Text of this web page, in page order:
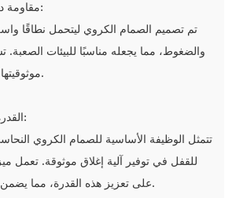
مقاومة درجة الحرارة والضغط:
تم تصميم الصمام الكروي ليتحمل نطاقًا
والضغوط، مما يجعله مناسبًا للبيئات
موثوقيتها في التطبيقات المهمة.
القدرة على إيقاف التشغيل:
تتمثل الوظيفة الأساسية للصمام الكروي
للقفل في توفير آلية إغلاق موثوقة. تعمل
على تعزيز هذه القدرة، مما يضمن إغلاقًا آمنًا عند الحاجة.